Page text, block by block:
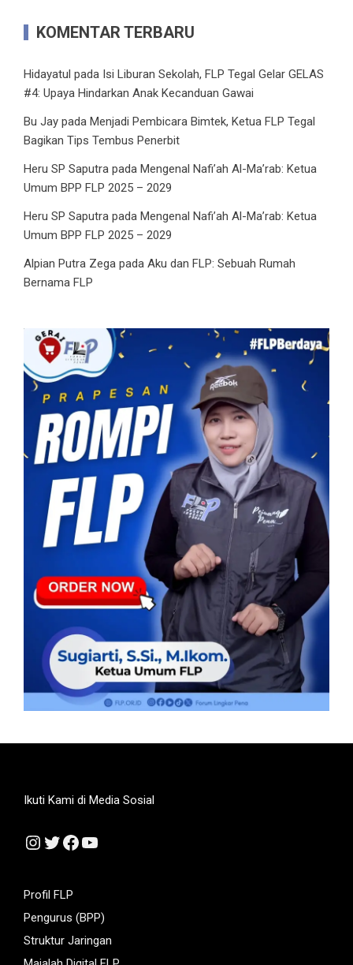
KOMENTAR TERBARU
Hidayatul pada Isi Liburan Sekolah, FLP Tegal Gelar GELAS
#4: Upaya Hindarkan Anak Kecanduan Gawai
Bu Jay pada Menjadi Pembicara Bimtek, Ketua FLP Tegal
Bagikan Tips Tembus Penerbit
Heru SP Saputra pada Mengenal Nafi’ah Al-Ma’rab: Ketua
Umum BPP FLP 2025 – 2029
Heru SP Saputra pada Mengenal Nafi’ah Al-Ma’rab: Ketua
Umum BPP FLP 2025 – 2029
Alpian Putra Zega pada Aku dan FLP: Sebuah Rumah
Bernama FLP
Ikuti Kami di Media Sosial
Instagram
Twitter
Facebook
YouTube
Profil FLP
Pengurus (BPP)
Struktur Jaringan